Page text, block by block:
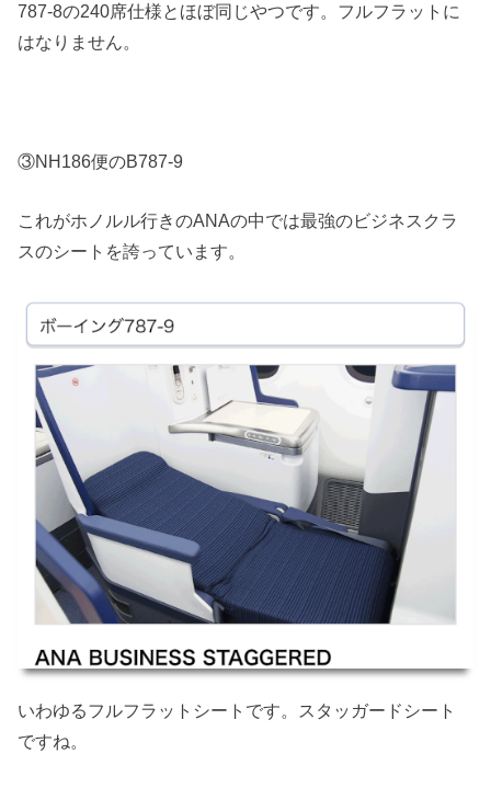
787-8の240席仕様とほぼ同じやつです。フルフラットに
はなりません。
③NH186便のB787-9
これがホノルル行きのANAの中では最強のビジネスクラ
スのシートを誇っています。
いわゆるフルフラットシートです。スタッガードシート
ですね。